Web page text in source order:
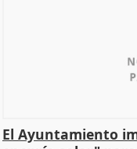
El Ayuntamiento